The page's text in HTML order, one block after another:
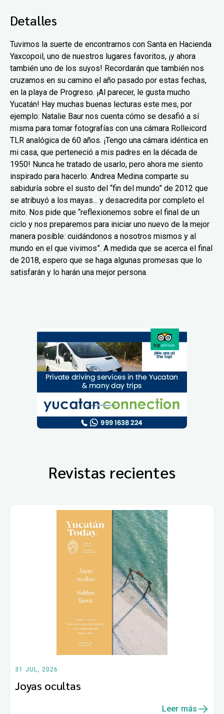
Detalles
Tuvimos la suerte de encontrarnos con Santa en Hacienda
Yaxcopoil, uno de nuestros lugares favoritos, ¡y ahora
también uno de los suyos! Recordarán que también nos
cruzamos en su camino el año pasado por estas fechas,
en la playa de Progreso. ¡Al parecer, le gusta mucho
Yucatán! Hay muchas buenas lecturas este mes, por
ejemplo: Natalie Baur nos cuenta cómo se desafió a sí
misma para tomar fotografías con una cámara Rolleicord
TLR analógica de 60 años. ¡Tengo una cámara idéntica en
mi casa, que perteneció a mis padres en la década de
1950! Nunca he tratado de usarlo, pero ahora me siento
inspirado para hacerlo. Andrea Medina comparte su
sabiduría sobre el susto del “fin del mundo” de 2012 que
se atribuyó a los mayas... y desacredita por completo el
mito. Nos pide que “reflexionemos sobre el final de un
ciclo y nos preparemos para iniciar uno nuevo de la mejor
manera posible: cuidándonos a nosotros mismos y al
mundo en el que vivimos”. A medida que se acerca el final
de 2018, espero que se haga algunas promesas que lo
satisfarán y lo harán una mejor persona.
Revistas recientes
31 JUL, 2026
Joyas ocultas
Leer más